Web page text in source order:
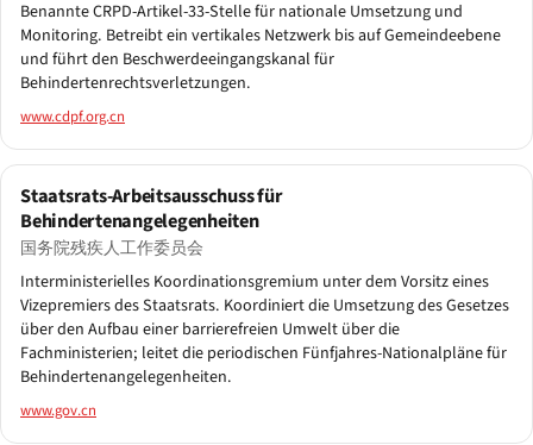
Benannte CRPD-Artikel-33-Stelle für nationale Umsetzung und
Monitoring. Betreibt ein vertikales Netzwerk bis auf Gemeindeebene
und führt den Beschwerdeeingangskanal für
Behindertenrechtsverletzungen.
www.cdpf.org.cn
Staatsrats-Arbeitsausschuss für
Behindertenangelegenheiten
国务院残疾人工作委员会
Interministerielles Koordinationsgremium unter dem Vorsitz eines
Vizepremiers des Staatsrats. Koordiniert die Umsetzung des Gesetzes
über den Aufbau einer barrierefreien Umwelt über die
Fachministerien; leitet die periodischen Fünfjahres-Nationalpläne für
Behindertenangelegenheiten.
www.gov.cn